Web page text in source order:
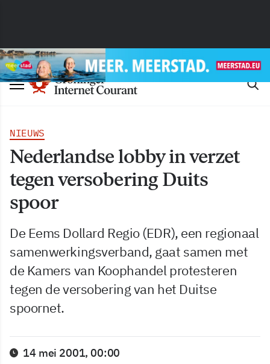
NIEUWS
Nederlandse lobby in verzet
tegen versobering Duits
spoor
De Eems Dollard Regio (EDR), een regionaal
samenwerkingsverband, gaat samen met
de Kamers van Koophandel protesteren
tegen de versobering van het Duitse
spoornet.
14 mei 2001, 00:00